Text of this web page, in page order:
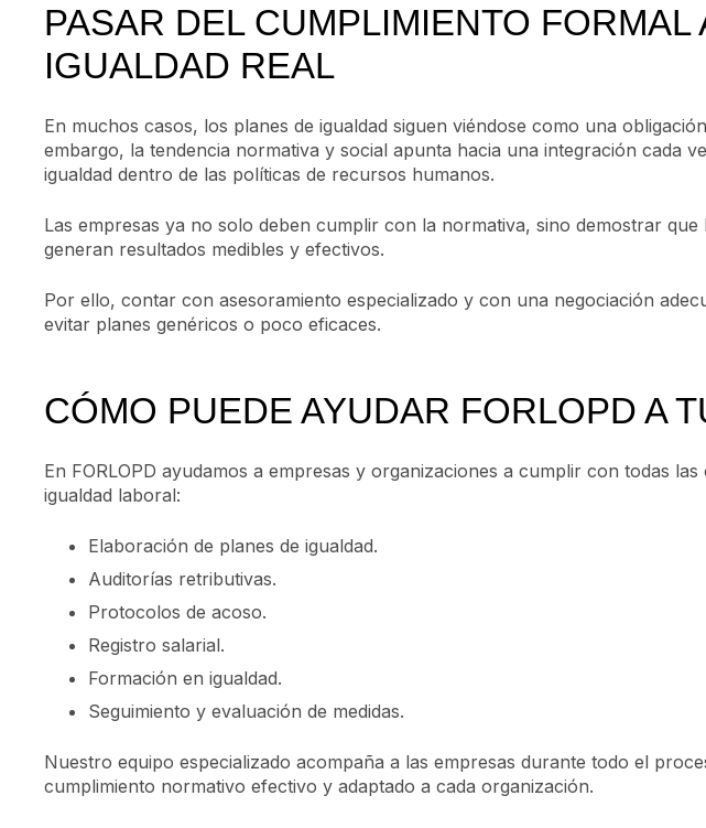
PASAR DEL CUMPLIMIENTO FORMAL
IGUALDAD REAL
En muchos casos, los planes de igualdad siguen viéndose como una
embargo, la tendencia normativa y social apunta hacia una integración cada
igualdad dentro de las políticas de recursos humanos.
Las empresas ya no solo deben cumplir con la normativa, sino demostrar que
generan resultados medibles y efectivos.
Por ello, contar con asesoramiento especializado y con una negociación
evitar planes genéricos o poco eficaces.
CÓMO PUEDE AYUDAR FORLOPD A
En FORLOPD ayudamos a empresas y organizaciones a cumplir con todas
igualdad laboral:
Elaboración de planes de igualdad.
Auditorías retributivas.
Protocolos de acoso.
Registro salarial.
Formación en igualdad.
Seguimiento y evaluación de medidas.
Nuestro equipo especializado acompaña a las empresas durante todo el
cumplimiento normativo efectivo y adaptado a cada organización.